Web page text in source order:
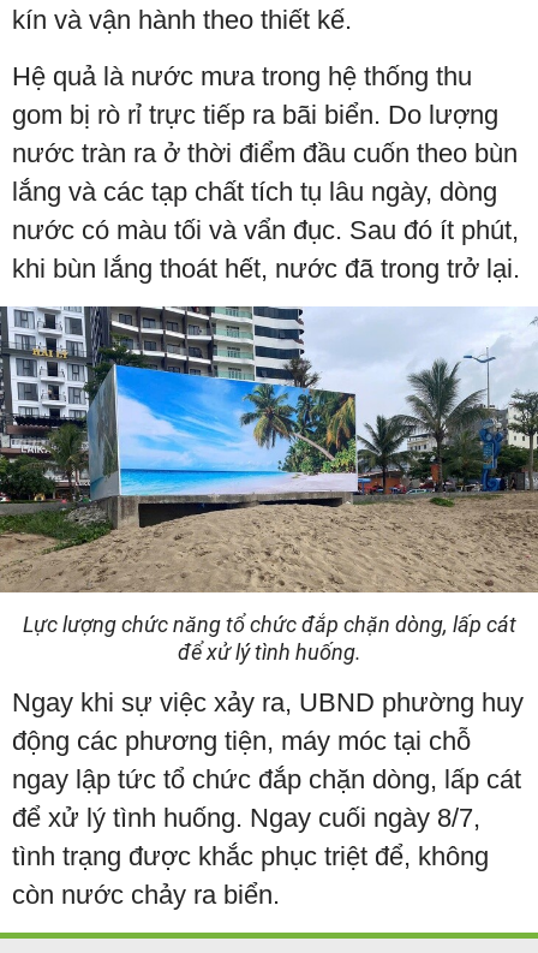
kín và vận hành theo thiết kế.
Hệ quả là nước mưa trong hệ thống thu
gom bị rò rỉ trực tiếp ra bãi biển. Do lượng
nước tràn ra ở thời điểm đầu cuốn theo bùn
lắng và các tạp chất tích tụ lâu ngày, dòng
nước có màu tối và vẩn đục. Sau đó ít phút,
khi bùn lắng thoát hết, nước đã trong trở lại.
Lực lượng chức năng tổ chức đắp chặn dòng, lấp cát
để xử lý tình huống.
Ngay khi sự việc xảy ra, UBND phường huy
động các phương tiện, máy móc tại chỗ
ngay lập tức tổ chức đắp chặn dòng, lấp cát
để xử lý tình huống. Ngay cuối ngày 8/7,
tình trạng được khắc phục triệt để, không
còn nước chảy ra biển.